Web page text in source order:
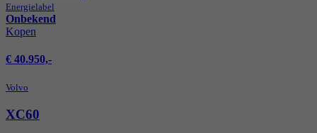
Energie­label
Onbekend
Kopen
€ 40.950,-
Volvo
XC60